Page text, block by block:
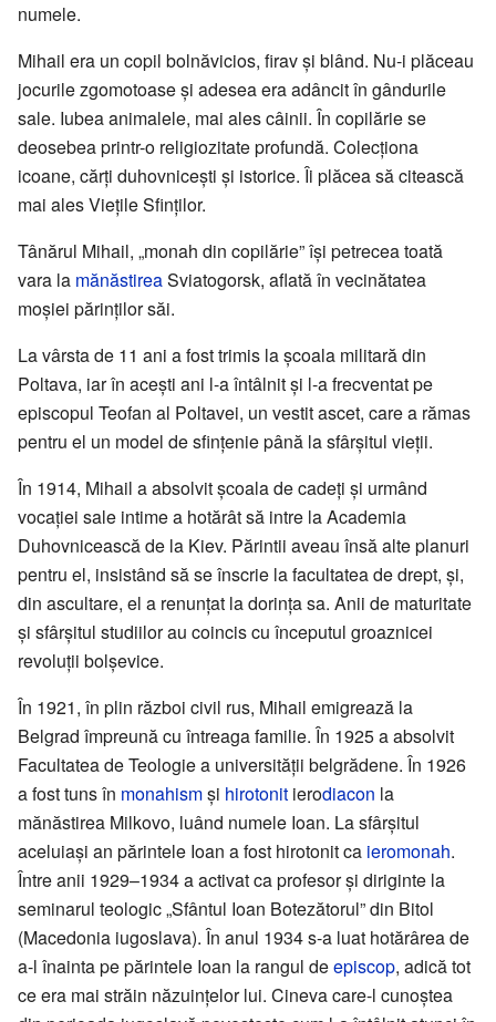
numele.
Mihail era un copil bolnăvicios, firav și blând. Nu-i plăceau
jocurile zgomotoase și adesea era adâncit în gândurile
sale. Iubea animalele, mai ales câinii. În copilărie se
deosebea printr-o religiozitate profundă. Colecționa
icoane, cărți duhovnicești și istorice. Îi plăcea să citească
mai ales Viețile Sfinților.
Tânărul Mihail, „monah din copilărie” își petrecea toată
vara la mănăstireaSviatogorsk, aflată în vecinătatea
moșiei părinților săi.
La vârsta de 11 ani a fost trimis la școala militară din
Poltava, iar în acești ani l-a întâlnit și l-a frecventat pe
episcopul Teofan al Poltavei, un vestit ascet, care a rămas
pentru el un model de sfințenie până la sfârșitul vieții.
În 1914, Mihail a absolvit școala de cadeți și urmând
vocației sale intime a hotărât să intre la Academia
Duhovnicească de la Kiev. Părintii aveau însă alte planuri
pentru el, insistând să se înscrie la facultatea de drept, și,
din ascultare, el a renunțat la dorința sa. Anii de maturitate
și sfârșitul studiilor au coincis cu începutul groaznicei
revoluții bolșevice.
În 1921, în plin război civil rus, Mihail emigrează la
Belgrad împreună cu întreaga familie. În 1925 a absolvit
Facultatea de Teologie a universității belgrădene. În 1926
a fost tuns în monahismși hirotonit ierodiacon la
mănăstirea Milkovo, luând numele Ioan. La sfârșitul
aceluiași an părintele Ioan a fost hirotonit ca ieromonah.
Între anii 1929–1934 a activat ca profesor și diriginte la
seminarul teologic „Sfântul Ioan Botezătorul” din Bitol
(Macedonia iugoslava). În anul 1934 s-a luat hotărârea de
a-l înainta pe părintele Ioan la rangul deepiscop, adică tot
ce era mai străin năzuințelor lui. Cineva care-l cunoștea